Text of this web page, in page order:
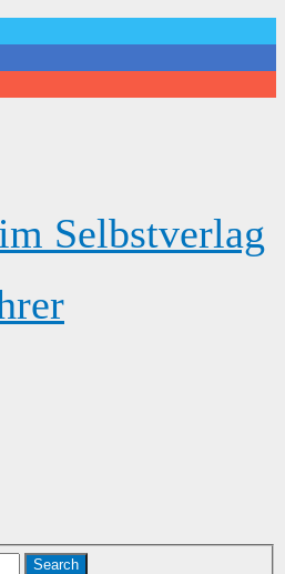
Selbstverlag
Search